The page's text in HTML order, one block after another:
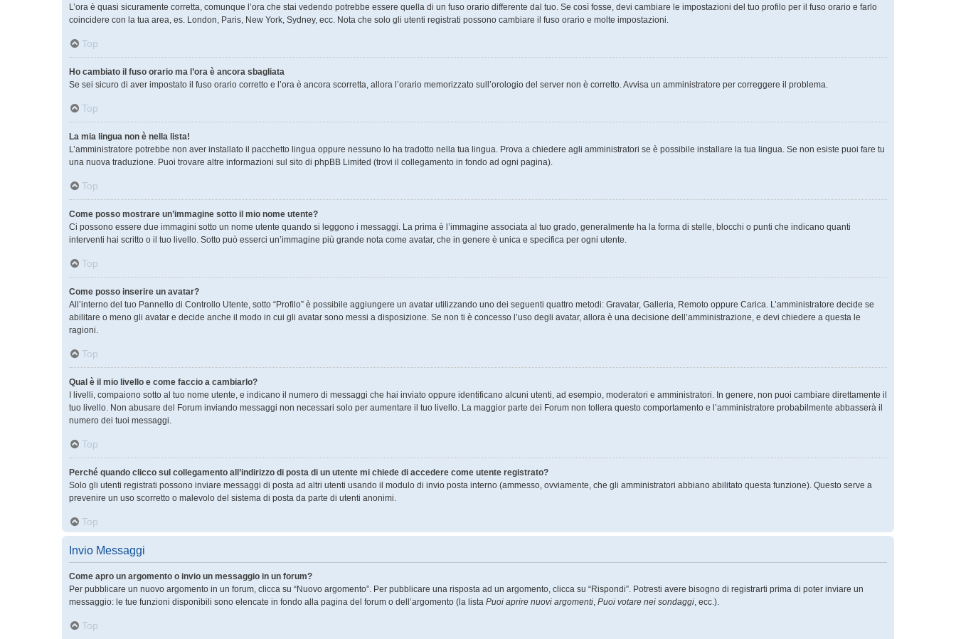
L’ora è quasi sicuramente corretta, comunque l’ora che stai vedendo potrebbe essere quella di un fuso orario differente dal tuo. Se così fosse, devi cambiare le impostazioni del tuo profilo per il fuso orario e farlo
coincidere con la tua area, es. London, Paris, New York, Sydney, ecc. Nota che solo gli utenti registrati possono cambiare il fuso orario e molte impostazioni.
Top
Ho cambiato il fuso orario ma l’ora è ancora sbagliata
Se sei sicuro di aver impostato il fuso orario corretto e l’ora è ancora scorretta, allora l’orario memorizzato sull’orologio del server non è corretto. Avvisa un amministratore per correggere il problema.
Top
La mia lingua non è nella lista!
L’amministratore potrebbe non aver installato il pacchetto lingua oppure nessuno lo ha tradotto nella tua lingua. Prova a chiedere agli amministratori se è possibile installare la tua lingua. Se non esiste puoi fare tu
una nuova traduzione. Puoi trovare altre informazioni sul sito di phpBB Limited (trovi il collegamento in fondo ad ogni pagina).
Top
Come posso mostrare un’immagine sotto il mio nome utente?
Ci possono essere due immagini sotto un nome utente quando si leggono i messaggi. La prima è l’immagine associata al tuo grado, generalmente ha la forma di stelle, blocchi o punti che indicano quanti
interventi hai scritto o il tuo livello. Sotto può esserci un’immagine più grande nota come avatar, che in genere è unica e specifica per ogni utente.
Top
Come posso inserire un avatar?
All’interno del tuo Pannello di Controllo Utente, sotto “Profilo” è possibile aggiungere un avatar utilizzando uno dei seguenti quattro metodi: Gravatar, Galleria, Remoto oppure Carica. L’amministratore decide se
abilitare o meno gli avatar e decide anche il modo in cui gli avatar sono messi a disposizione. Se non ti è concesso l’uso degli avatar, allora è una decisione dell’amministrazione, e devi chiedere a questa le
ragioni.
Top
Qual è il mio livello e come faccio a cambiarlo?
I livelli, compaiono sotto al tuo nome utente, e indicano il numero di messaggi che hai inviato oppure identificano alcuni utenti, ad esempio, moderatori e amministratori. In genere, non puoi cambiare direttamente il
tuo livello. Non abusare del Forum inviando messaggi non necessari solo per aumentare il tuo livello. La maggior parte dei Forum non tollera questo comportamento e l’amministratore probabilmente abbasserà il
numero dei tuoi messaggi.
Top
Perché quando clicco sul collegamento all’indirizzo di posta di un utente mi chiede di accedere come utente registrato?
Solo gli utenti registrati possono inviare messaggi di posta ad altri utenti usando il modulo di invio posta interno (ammesso, ovviamente, che gli amministratori abbiano abilitato questa funzione). Questo serve a
prevenire un uso scorretto o malevolo del sistema di posta da parte di utenti anonimi.
Top
Invio Messaggi
Come apro un argomento o invio un messaggio in un forum?
Per pubblicare un nuovo argomento in un forum, clicca su “Nuovo argomento”. Per pubblicare una risposta ad un argomento, clicca su “Rispondi”. Potresti avere bisogno di registrarti prima di poter inviare un
messaggio: le tue funzioni disponibili sono elencate in fondo alla pagina del forum o dell’argomento (la lista Puoi aprire nuovi argomenti, Puoi votare nei sondaggi, ecc.).
Top